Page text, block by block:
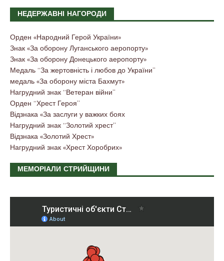
НЕДЕРЖАВНІ НАГОРОДИ
Орден «Народний Герой України»
Знак «За оборону Луганського аеропорту»
Знак «За оборону Донецького аеропорту»
Медаль “За жертовність і любов до України”
медаль «За оборону міста Бахмут»
Нагрудний знак “Ветеран війни”
Орден “Хрест Героя”
Відзнака «За заслуги у важких боях
Нагрудний знак “Золотий хрест”
Відзнака «Золотий Хрест»
Нагрудний знак «Хрест Хоробрих»
МЕМОРІАЛИ СТРИЙЩИНИ